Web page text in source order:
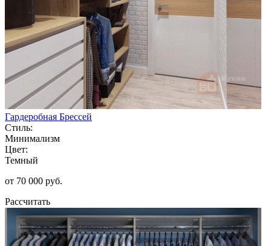
Гардеробная Брессей
Стиль:
Минимализм
Цвет:
Темный
от 70 000 руб.
Рассчитать